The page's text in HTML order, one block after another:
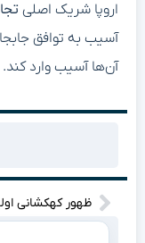
اروپا شریک اصلی
آسیب به توافق
آن‌ها آسیب وارد کند.